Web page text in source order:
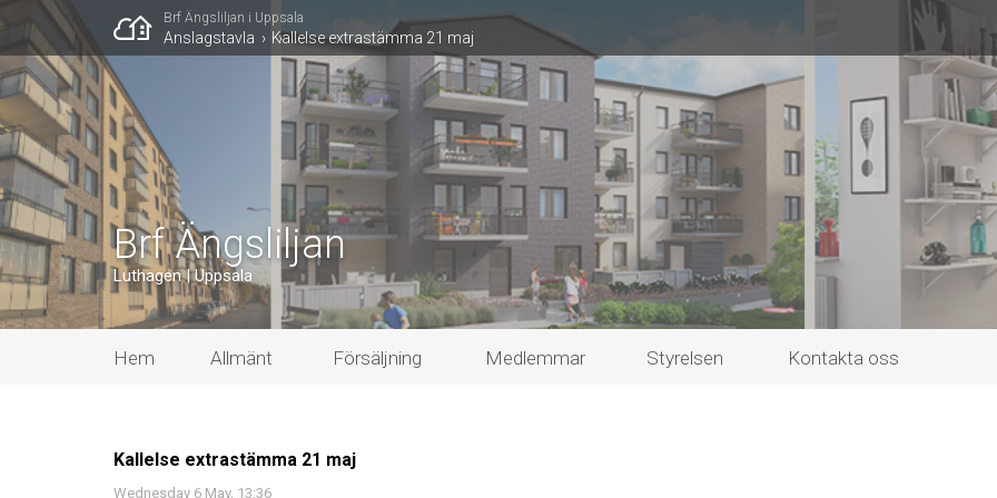
Brf Ängsliljan i Uppsala
Anslagstavla Kallelse extrastämma 21 maj
Brf Ängsliljan
Luthagen | Uppsala
Hem Allmänt Försäljning Medlemmar Styrelsen Kontakta oss
Kallelse extrastämma 21 maj
Wednesday 6 May, 13:36